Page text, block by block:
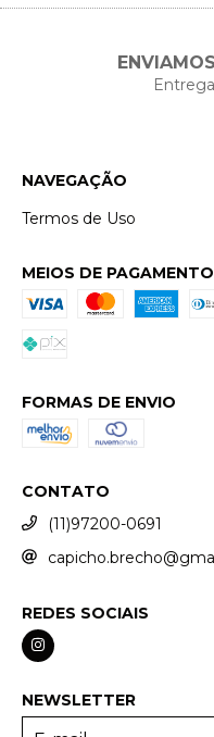
NAVEGAÇÃO
Termos de Uso
MEIOS DE PAGAMENTO
FORMAS DE ENVIO
CONTATO
(11)97200-0691
REDES SOCIAIS
NEWSLETTER